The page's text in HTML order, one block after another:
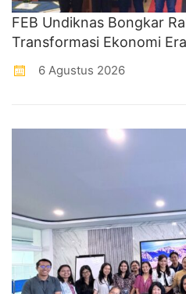
FEB Undiknas Bongkar
Transformasi Ekonomi
6 Agustus 2026